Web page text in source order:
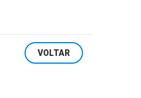
VOLTAR